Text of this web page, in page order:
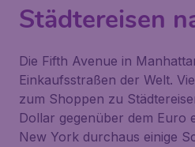
Städtereisen
Die Fifth Avenue in
Einkaufsstraßen der Welt.
zum Shoppen zu
Dollar gegenüber dem Euro
New York durchaus einige